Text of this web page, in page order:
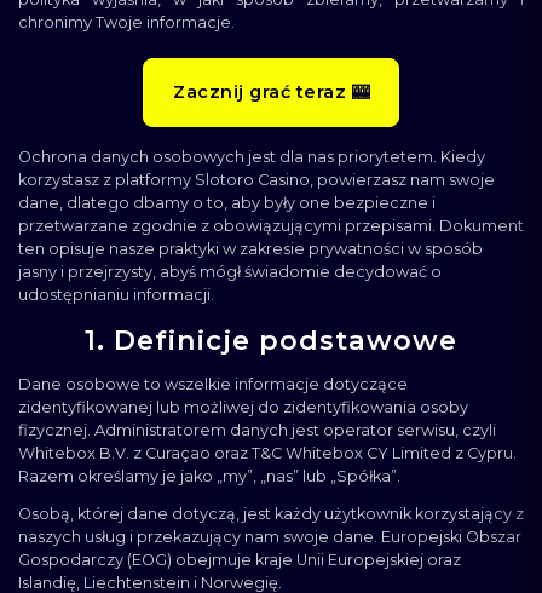
chronimy Twoje informacje.
Zacznij grać teraz 🎰
Ochrona danych osobowych jest dla nas priorytetem. Kiedy
korzystasz z platformy Slotoro Casino, powierzasz nam swoje
dane, dlatego dbamy o to, aby były one bezpieczne i
przetwarzane zgodnie z obowiązującymi przepisami. Dokument
ten opisuje nasze praktyki w zakresie prywatności w sposób
jasny i przejrzysty, abyś mógł świadomie decydować o
udostępnianiu informacji.
1. Definicje podstawowe
Dane osobowe to wszelkie informacje dotyczące
zidentyfikowanej lub możliwej do zidentyfikowania osoby
fizycznej. Administratorem danych jest operator serwisu, czyli
Whitebox B.V. z Curaçao oraz T&C Whitebox CY Limited z Cypru.
Razem określamy je jako „my”, „nas” lub „Spółka”.
Osobą, której dane dotyczą, jest każdy użytkownik korzystający z
naszych usług i przekazujący nam swoje dane. Europejski Obszar
Gospodarczy (EOG) obejmuje kraje Unii Europejskiej oraz
Islandię, Liechtenstein i Norwegię.